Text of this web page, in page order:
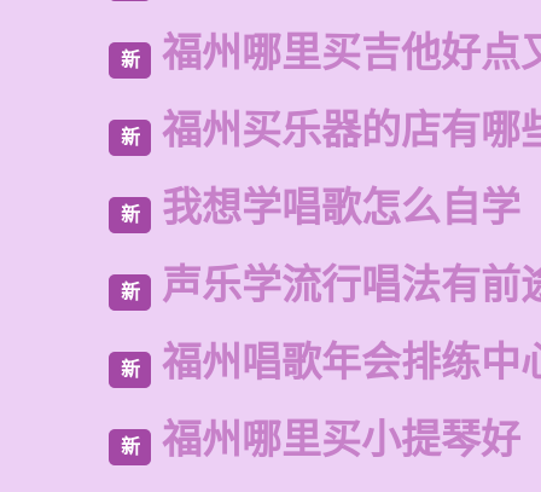
新 福州哪里买吉他好点
新 福州买乐器的店有哪
新 我想学唱歌怎么自学
新 声乐学流行唱法有前
新 福州唱歌年会排练中
新 福州哪里买小提琴好